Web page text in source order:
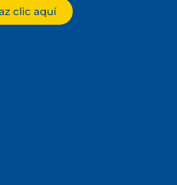
clic aquí